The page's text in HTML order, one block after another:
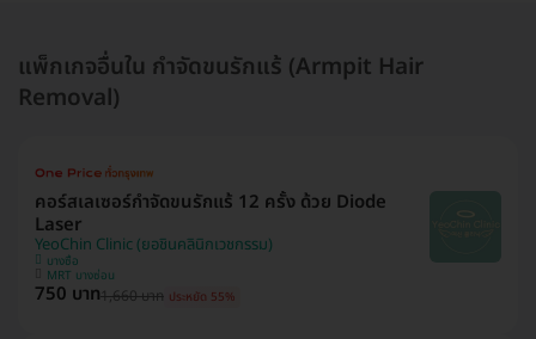
แพ็กเกจอื่นใน กำจัดขนรักแร้ (Armpit Hair
Removal)
คอร์สเลเซอร์กำจัดขนรักแร้ 12 ครั้ง ด้วย Diode
Laser
YeoChin Clinic (ยอชินคลินิกเวชกรรม)
บางซื่อ
MRT บางซ่อน
750 บาท1,660 บาท ประหยัด 55%